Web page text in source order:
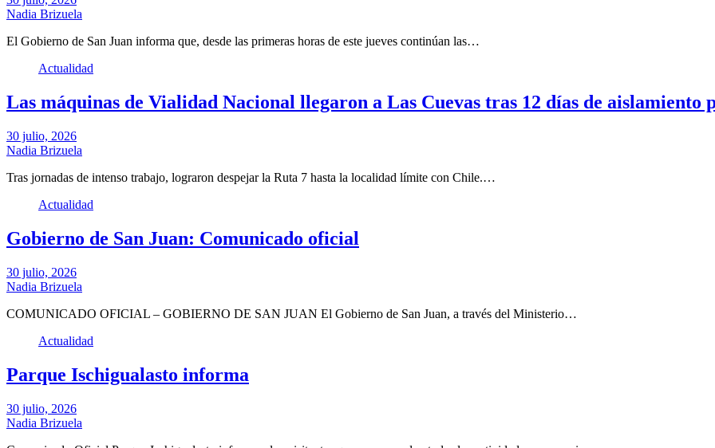
Nadia Brizuela
El Gobierno de San Juan informa que, desde las primeras horas de este jueves continúan las…
Actualidad
Las máquinas de Vialidad Nacional llegaron a Las Cuevas tras 12 días de aislamiento
30 julio, 2026
Nadia Brizuela
Tras jornadas de intenso trabajo, lograron despejar la Ruta 7 hasta la localidad límite con Chile.…
Actualidad
Gobierno de San Juan: Comunicado oficial
30 julio, 2026
Nadia Brizuela
COMUNICADO OFICIAL – GOBIERNO DE SAN JUAN El Gobierno de San Juan, a través del Ministerio…
Actualidad
Parque Ischigualasto informa
30 julio, 2026
Nadia Brizuela